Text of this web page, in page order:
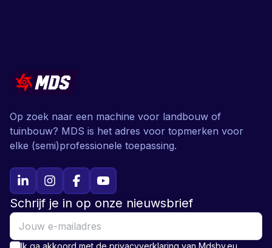
Op zoek naar een machine voor landbouw of
tuinbouw? MDS is het adres voor topmerken voor
elke (semi)professionele toepassing.
Schrijf je in op onze nieuwsbrief
Ik ga akkoord met de privacyverklaring van Mdsbv.eu